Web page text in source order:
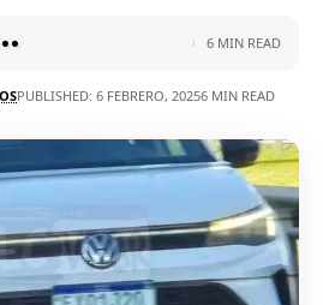
PUBLISHED: 6 FEBRERO, 20256 MIN READ
6 MIN READ